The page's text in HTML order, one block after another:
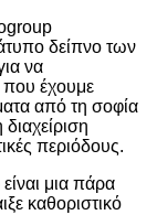
δείπνο των
να
έχουμε
από τη σοφία
περιόδους.
μια πάρα
καθοριστικό